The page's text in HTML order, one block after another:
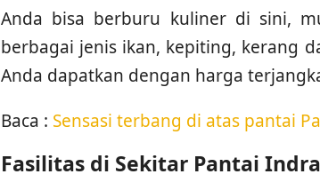
Anda bisa berburu kuliner di sini,
berbagai jenis ikan, kepiting, kerang
Anda dapatkan dengan harga
Baca : Sensasi terbang di atas pantai
Fasilitas di Sekitar Pantai